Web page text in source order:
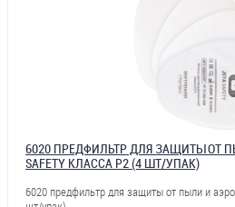
6020 ПРЕДФИЛЬТР ДЛЯ ЗАЩИТЫ ОТ
SAFETY КЛАССА Р2 (4 ШТ/УПАК)
6020 предфильтр для защиты от пыли и